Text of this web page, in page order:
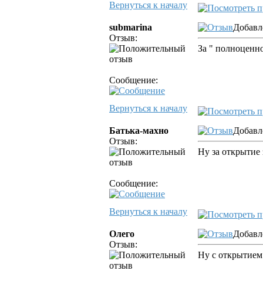
Вернуться к началу
submarina
Отзыв:
Сообщение:
За "
Вернуться к началу
Батька-махно
Отзыв:
Сообщение:
Ну за
Вернуться к началу
Олего
Отзыв:
Ну с открытием